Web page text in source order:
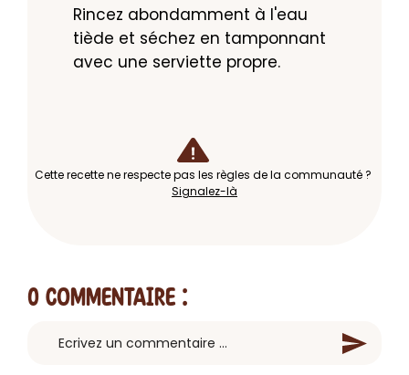
Rincez abondamment à l'eau
tiède et séchez en tamponnant
avec une serviette propre.
Cette recette ne respecte pas les règles de la communauté ?
Signalez-là
0 Commentaire :